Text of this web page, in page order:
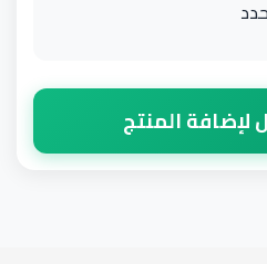
المنتج